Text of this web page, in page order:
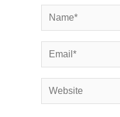
Name*
Email*
Website